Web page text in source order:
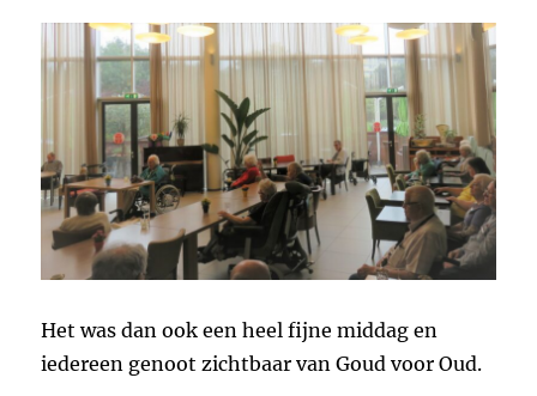
Het was dan ook een heel fijne middag en
iedereen genoot zichtbaar van Goud voor Oud.